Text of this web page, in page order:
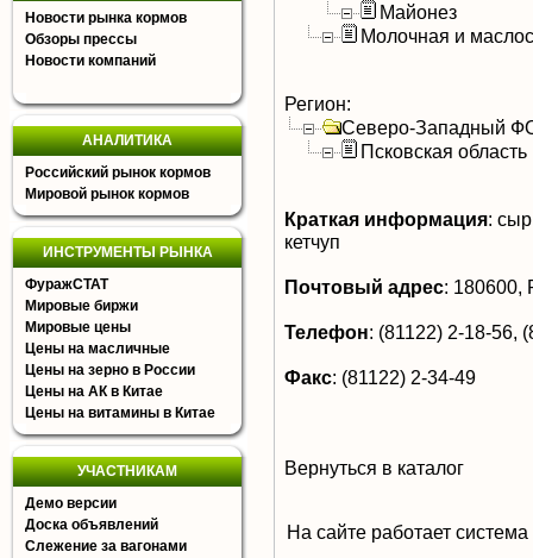
Новости рынка кормов
Обзоры прессы
Новости компаний
АНАЛИТИКА
Российский рынок кормов
Мировой рынок кормов
ИНСТРУМЕНТЫ РЫНКА
ФуражСТАТ
Мировые биржи
Мировые цены
Цены на масличные
Цены на зерно в России
Цены на АК в Китае
Цены на витамины в Китае
УЧАСТНИКАМ
Демо версии
Доска объявлений
Слежение за вагонами
Майонез
Молочная и
Регион:
Северо-Западный
Псковская область
Краткая информация:
кетчуп
Почтовый адрес: 180600,
Телефон: (81122) 2-18-56,
Факс: (81122) 2-34-49
Вернуться в каталог
На сайте работает